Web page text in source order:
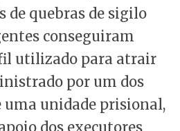
de quebras de sigilo
conseguiram
utilizado para atrair
por um dos
uma unidade prisional,
dos executores